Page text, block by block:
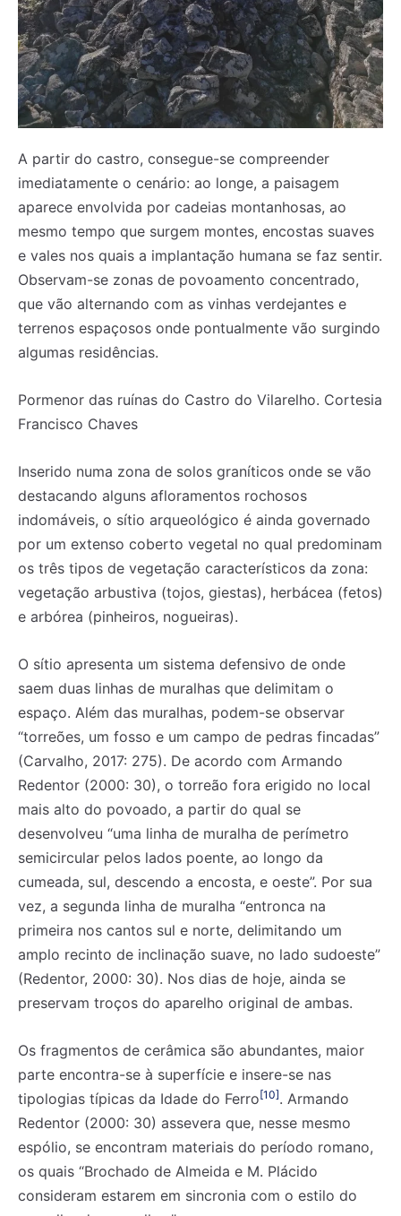
A partir do castro, consegue-se compreender
imediatamente o cenário: ao longe, a paisagem
aparece envolvida por cadeias montanhosas, ao
mesmo tempo que surgem montes, encostas suaves
e vales nos quais a implantação humana se faz sentir.
Observam-se zonas de povoamento concentrado,
que vão alternando com as vinhas verdejantes e
terrenos espaçosos onde pontualmente vão surgindo
algumas residências.
Pormenor das ruínas do Castro do Vilarelho. Cortesia
Francisco Chaves
Inserido numa zona de solos graníticos onde se vão
destacando alguns afloramentos rochosos
indomáveis, o sítio arqueológico é ainda governado
por um extenso coberto vegetal no qual predominam
os três tipos de vegetação característicos da zona:
vegetação arbustiva (tojos, giestas), herbácea (fetos)
e arbórea (pinheiros, nogueiras).
O sítio apresenta um sistema defensivo de onde
saem duas linhas de muralhas que delimitam o
espaço. Além das muralhas, podem-se observar
“torreões, um fosso e um campo de pedras fincadas”
(Carvalho, 2017: 275). De acordo com Armando
Redentor (2000: 30), o torreão fora erigido no local
mais alto do povoado, a partir do qual se
desenvolveu “uma linha de muralha de perímetro
semicircular pelos lados poente, ao longo da
cumeada, sul, descendo a encosta, e oeste”. Por sua
vez, a segunda linha de muralha “entronca na
primeira nos cantos sul e norte, delimitando um
amplo recinto de inclinação suave, no lado sudoeste”
(Redentor, 2000: 30). Nos dias de hoje, ainda se
preservam troços do aparelho original de ambas.
Os fragmentos de cerâmica são abundantes, maior
parte encontra-se à superfície e insere-se nas
tipologias típicas da Idade do Ferro[10]. Armando
Redentor (2000: 30) assevera que, nesse mesmo
espólio, se encontram materiais do período romano,
os quais “Brochado de Almeida e M. Plácido
consideram estarem em sincronia com o estilo do